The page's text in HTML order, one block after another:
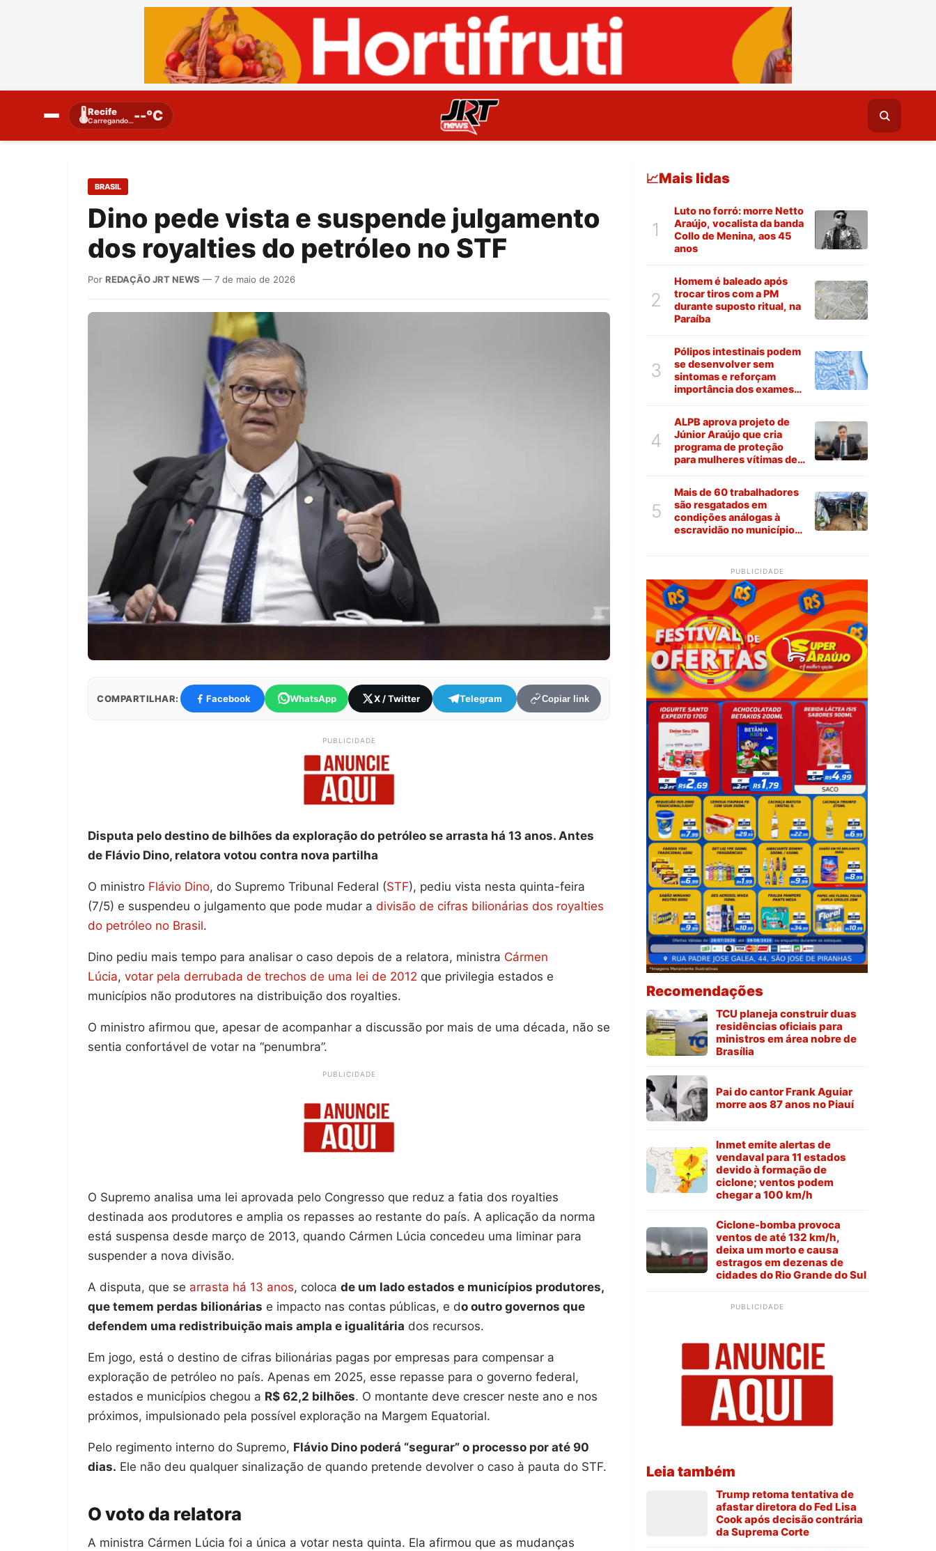
🌡️Recife
Carregando…--°C
BRASIL
Dino pede vista e suspende julgamento
dos royalties do petróleo no STF
Por REDAÇÃO JRT NEWS — 7 de maio de 2026
COMPARTILHAR: Facebook WhatsApp X / Twitter Telegram Copiar link
PUBLICIDADE
Disputa pelo destino de bilhões da exploração do petróleo se arrasta há 13 anos. Antes
de Flávio Dino, relatora votou contra nova partilha
O ministro Flávio Dino, do Supremo Tribunal Federal (STF), pediu vista nesta quinta-feira
(7/5) e suspendeu o julgamento que pode mudar a divisão de cifras bilionárias dos royalties
do petróleo no Brasil.
Dino pediu mais tempo para analisar o caso depois de a relatora, ministra Cármen
Lúcia, votar pela derrubada de trechos de uma lei de 2012 que privilegia estados e
municípios não produtores na distribuição dos royalties.
O ministro afirmou que, apesar de acompanhar a discussão por mais de uma década, não se
sentia confortável de votar na “penumbra”.
PUBLICIDADE
O Supremo analisa uma lei aprovada pelo Congresso que reduz a fatia dos royalties
destinada aos produtores e amplia os repasses ao restante do país. A aplicação da norma
está suspensa desde março de 2013, quando Cármen Lúcia concedeu uma liminar para
suspender a nova divisão.
A disputa, que se arrasta há 13 anos, coloca de um lado estados e municípios produtores,
que temem perdas bilionárias e impacto nas contas públicas, e do outro governos que
defendem uma redistribuição mais ampla e igualitária dos recursos.
Em jogo, está o destino de cifras bilionárias pagas por empresas para compensar a
exploração de petróleo no país. Apenas em 2025, esse repasse para o governo federal,
estados e municípios chegou a R$ 62,2 bilhões. O montante deve crescer neste ano e nos
próximos, impulsionado pela possível exploração na Margem Equatorial.
Pelo regimento interno do Supremo, Flávio Dino poderá “segurar” o processo por até 90
dias. Ele não deu qualquer sinalização de quando pretende devolver o caso à pauta do STF.
O voto da relatora
A ministra Cármen Lúcia foi a única a votar nesta quinta. Ela afirmou que as mudanças
📈Mais lidas
1
Luto no forró: morre Netto
Araújo, vocalista da banda
Collo de Menina, aos 45
anos
2
Homem é baleado após
trocar tiros com a PM
durante suposto ritual, na
Paraíba
3
Pólipos intestinais podem
se desenvolver sem
sintomas e reforçam
importância dos exames
4
ALPB aprova projeto de
Júnior Araújo que cria
programa de proteção
para mulheres vítimas de
5
Mais de 60 trabalhadores
são resgatados em
condições análogas à
escravidão no município
PUBLICIDADE
Recomendações
TCU planeja construir duas
residências oficiais para
ministros em área nobre de
Brasília
Pai do cantor Frank Aguiar
morre aos 87 anos no Piauí
Inmet emite alertas de
vendaval para 11 estados
devido à formação de
ciclone; ventos podem
chegar a 100 km/h
Ciclone-bomba provoca
ventos de até 132 km/h,
deixa um morto e causa
estragos em dezenas de
cidades do Rio Grande do Sul
PUBLICIDADE
Leia também
Trump retoma tentativa de
afastar diretora do Fed Lisa
Cook após decisão contrária
da Suprema Corte